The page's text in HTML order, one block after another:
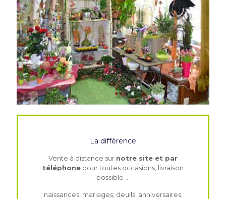
La différence
Vente à distance sur notre site et par
téléphone pour toutes occasions, livraison
possible ...
naissances, mariages, deuils, anniversaires,